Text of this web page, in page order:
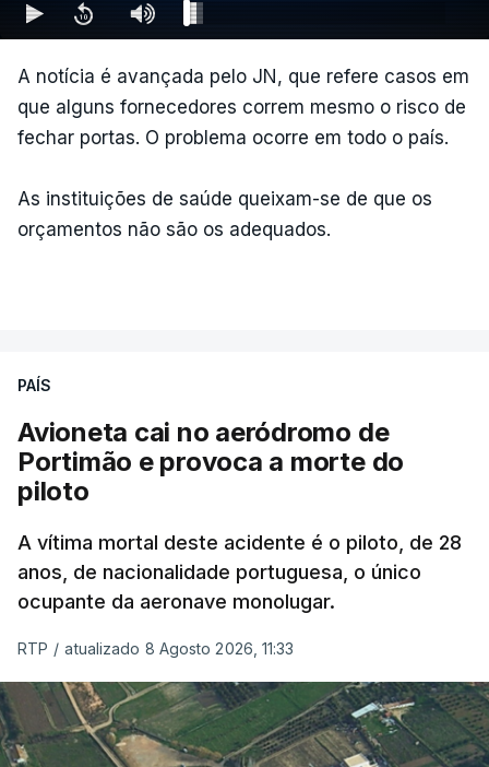
A notícia é avançada pelo JN, que refere casos em
que alguns fornecedores correm mesmo o risco de
fechar portas. O problema ocorre em todo o país.
As instituições de saúde queixam-se de que os
orçamentos não são os adequados.
PAÍS
Avioneta cai no aeródromo de
Portimão e provoca a morte do
piloto
A vítima mortal deste acidente é o piloto, de 28
anos, de nacionalidade portuguesa, o único
ocupante da aeronave monolugar.
RTP / atualizado 8 Agosto 2026, 11:33